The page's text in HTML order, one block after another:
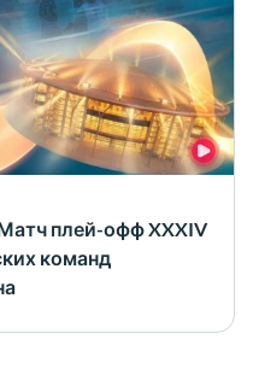
Матч плей-офф XXXIV
команд